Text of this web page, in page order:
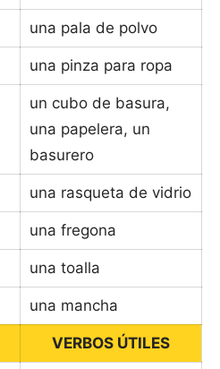
una pala de polvo
una pinza para ropa
un cubo de basura,
una papelera, un
basurero
una rasqueta de vidrio
una fregona
una toalla
una mancha
VERBOS ÚTILES